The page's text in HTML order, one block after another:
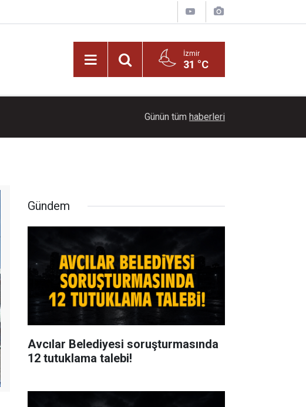
İzmir
31 °C
Başkan İlkay Çiçek tutuklandı!
Günün tüm haberleri
Gündem
Avcılar Belediyesi soruşturmasında
12 tutuklama talebi!